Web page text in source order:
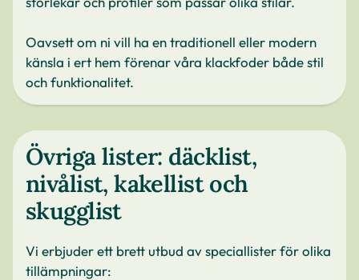
Oavsett om ni vill ha en traditionell eller modern
känsla i ert hem förenar våra klackfoder både stil
och funktionalitet.
Övriga lister: däcklist,
nivålist, kakellist och
skugglist
Vi erbjuder ett brett utbud av speciallister för olika
tillämpningar: